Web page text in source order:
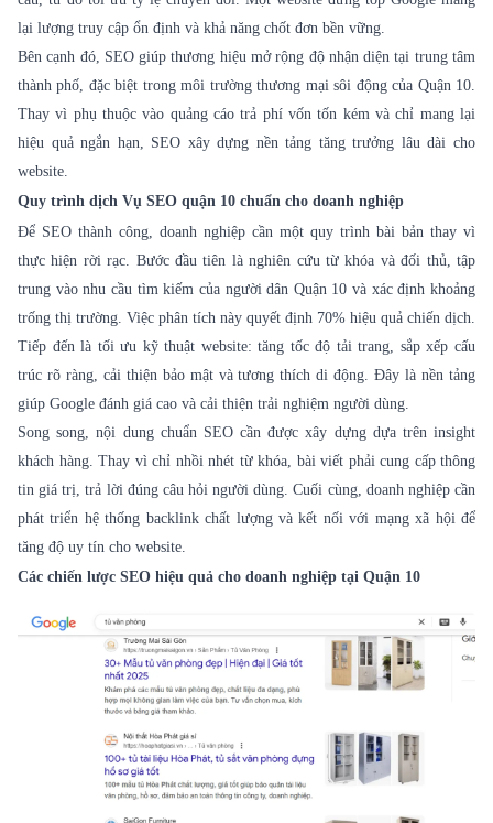
lại lượng truy cập ổn định và khả năng chốt đơn bền vững.
Bên cạnh đó, SEO giúp thương hiệu mở rộng độ nhận diện tại trung tâm
thành phố, đặc biệt trong môi trường thương mại sôi động của Quận 10.
Thay vì phụ thuộc vào quảng cáo trả phí vốn tốn kém và chỉ mang lại
hiệu quả ngắn hạn, SEO xây dựng nền tảng tăng trưởng lâu dài cho
website.
Quy trình dịch Vụ SEO quận 10 chuẩn cho doanh nghiệp
Để SEO thành công, doanh nghiệp cần một quy trình bài bản thay vì
thực hiện rời rạc. Bước đầu tiên là nghiên cứu từ khóa và đối thủ, tập
trung vào nhu cầu tìm kiếm của người dân Quận 10 và xác định khoảng
trống thị trường. Việc phân tích này quyết định 70% hiệu quả chiến dịch.
Tiếp đến là tối ưu kỹ thuật website: tăng tốc độ tải trang, sắp xếp cấu
trúc rõ ràng, cải thiện bảo mật và tương thích di động. Đây là nền tảng
giúp Google đánh giá cao và cải thiện trải nghiệm người dùng.
Song song, nội dung chuẩn SEO cần được xây dựng dựa trên insight
khách hàng. Thay vì chỉ nhồi nhét từ khóa, bài viết phải cung cấp thông
tin giá trị, trả lời đúng câu hỏi người dùng. Cuối cùng, doanh nghiệp cần
phát triển hệ thống backlink chất lượng và kết nối với mạng xã hội để
tăng độ uy tín cho website.
Các chiến lược SEO hiệu quả cho doanh nghiệp tại Quận 10